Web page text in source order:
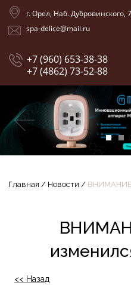
г. Орел, Наб. Дубровинского,
spa-delice@mail.ru
+7 (960) 653-38-38
+7 (4862) 73-52-88
Главная / Новости / ВНИМАНИЕ!
<< Назад